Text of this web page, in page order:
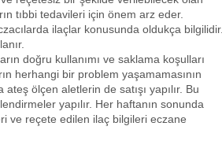
tıbbi tedavileri için önem arz eder.
ilaçlar konusunda oldukça bilgilidir.
doğru kullanımı ve saklama koşulları
herhangi bir problem yaşamamasının
ölçen aletlerin de satışı yapılır. Bu
yapılır. Her haftanın sonunda
ve reçete edilen ilaç bilgileri eczane